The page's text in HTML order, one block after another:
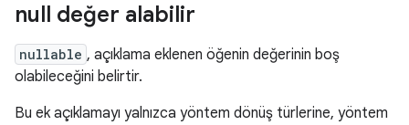
null değer alabilir
nullable , açıklama eklenen öğenin değerinin boş
olabileceğini belirtir.
Bu ek açıklamayı yalnızca yöntem dönüş türlerine, yöntem